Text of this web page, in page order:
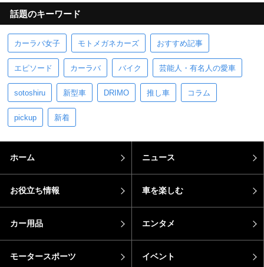
話題のキーワード
カーラバ女子 モトメガネカーズ おすすめ記事
エピソード カーラバ バイク 芸能人・有名人の愛車
sotoshiru 新型車 DRIMO 推し車 コラム
pickup 新着
ホーム ニュース
お役立ち情報 車を楽しむ
カー用品 エンタメ
モータースポーツ イベント